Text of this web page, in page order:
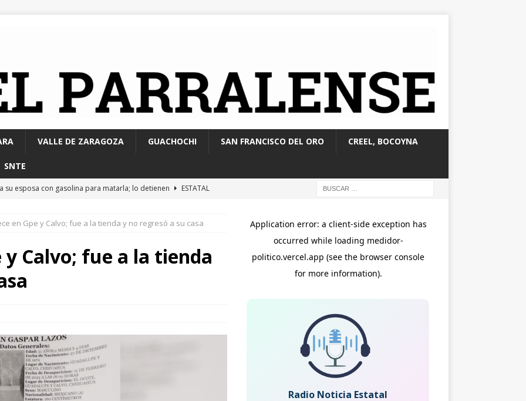
VALLE DE ZARAGOZA GUACHOCHI SAN FRANCISCO DEL ORO CREEL, BOCOYNA
SNTE
su esposa con gasolina para matarla; lo detienen
ESTATAL
Las Adelitas
PARRAL
jornadas de Jóvenes Unen al Barrio
ESTATAL
de autocuidado a adultos mayores de El Papalote
en Gpe y Calvo; fue a la tienda y no regresó a su casa
y Calvo; fue a la tienda
Radio Noticia Estatal